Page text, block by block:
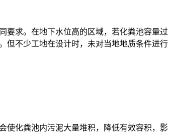
要求。在地下水位高的区域，若化粪池容量过
但不少工地在设计时，未对当地地质条件进行
使化粪池内污泥大量堆积，降低有效容积，影